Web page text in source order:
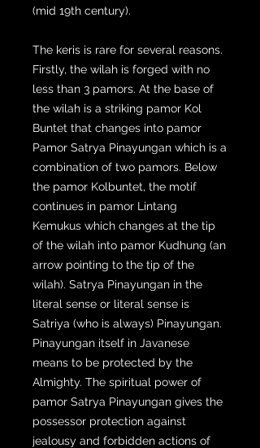
(mid 19th century).
The keris is rare for several reasons.
Firstly, the wilah is forged with no
less than 3 pamors. At the base of
the wilah is a striking pamor Kol
Buntet that changes into pamor
Pamor Satrya Pinayungan which is a
combination of two pamors. Below
the pamor Kolbuntet, the motif
continues in pamor Lintang
Kemukus which changes at the tip
of the wilah into pamor Kudhung (an
arrow pointing to the tip of the
wilah). Satrya Pinayungan in the
literal sense or literal sense is
Satriya (who is always) Pinayungan.
Pinayungan itself in Javanese
means to be protected by the
Almighty. The spiritual power of
pamor Satrya Pinayungan gives the
possessor protection against
jealousy and forbidden actions of